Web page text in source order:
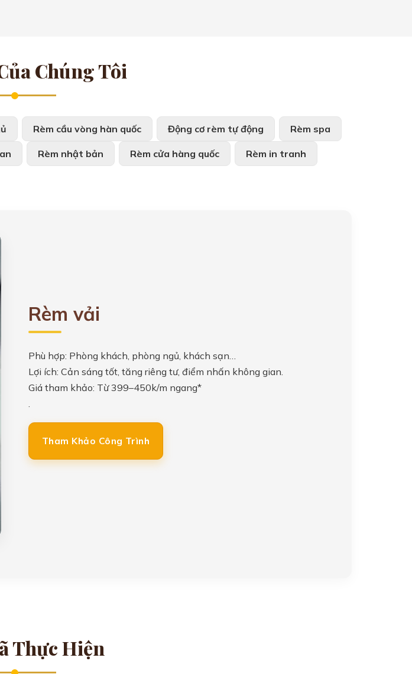
Chúng Tôi
Rèm cầu vòng hàn quốc Động cơ rèm tự động Rèm spa
Rèm nhật bản Rèm cửa hàng quốc Rèm in tranh
Rèm vải
Phù hợp: Phòng khách, phòng ngủ, khách sạn…
Lợi ích: Cản sáng tốt, tăng riêng tư, điểm nhấn không gian.
Giá tham khảo: Từ 399–450k/m ngang*
.
Tham Khảo Công Trình
Thực Hiện